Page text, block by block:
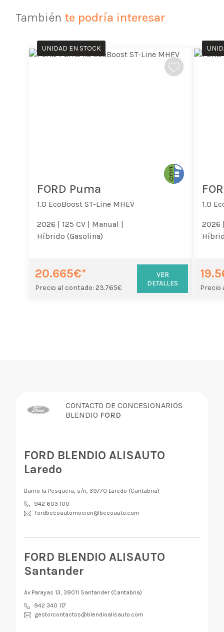
También te podría interesar
UNIDAD EN STOCK
FORD Puma
1.0 EcoBoost ST-Line MHEV
2026 | 125 CV |
Manual |
Híbrido (Gasolina)
20.665€*
Precio al contado: 23.765€
VER
DETALLES
1.0
2026
Precio
CONTACTO DE CONCESIONARIOS
BLENDIO FORD
FORD BLENDIO ALISAUTO
Laredo
Barrio la Pesquera, s/n, 39770 Laredo (Cantabria)
942 603 100
fordbecoautomocion@becoauto.com
FORD BLENDIO ALISAUTO
Santander
Av.Parayas 13, 39011 Santander (Cantabria)
942 340 117
gestorcontactos@blendioalisauto.com